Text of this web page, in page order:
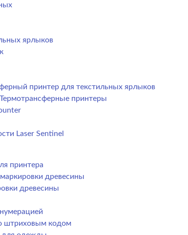
ярлыков
принтер для текстильных ярлыков
принтеры
Laser Sentinel
принтера
древесины
древесины
штриховым кодом